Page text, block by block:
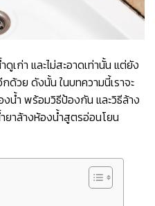
ดูเก่า และไม่สะอาดเท่านั้น แต่ยัง
วย ดังนั้น ในบทความนี้เราจะ
งน้ำ พร้อมวิธีป้องกัน และวิธีล้าง
ยาล้างห้องน้ำสูตรอ่อนโยน